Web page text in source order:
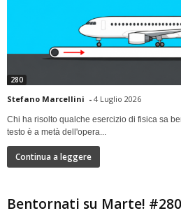
280
Stefano Marcellini - 4 Luglio 2026
Chi ha risolto qualche esercizio di fisica sa
testo è a metà dell'opera...
Continua a leggere
Bentornati su Marte! #280